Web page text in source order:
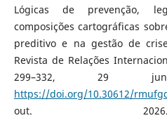
Lógicas de prevenção,
composições cartográficas
preditivo e na gestão de
Revista de Relações
299–332, 29
https://doi.org/10.30612/
out.